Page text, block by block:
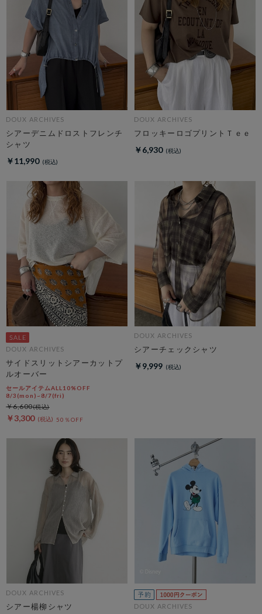
DOUX ARCHIVES
シアーデニムドロストフレンチ
シャツ
￥11,990
DOUX ARCHIVES
フロッキーロゴプリントＴｅｅ
￥6,930
DOUX ARCHIVES
サイドスリットシアーカットプ
ルオーバー
セールアイテムALL10%OFF
8/3(mon)~8/7(fri)
￥3,300 50％OFF
￥6,600
DOUX ARCHIVES
シアーチェックシャツ
￥9,999
DOUX ARCHIVES
シアー楊柳シャツ DOUX ARCHIVES